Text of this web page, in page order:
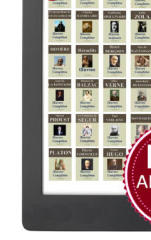
AJOUTER AU PANIER